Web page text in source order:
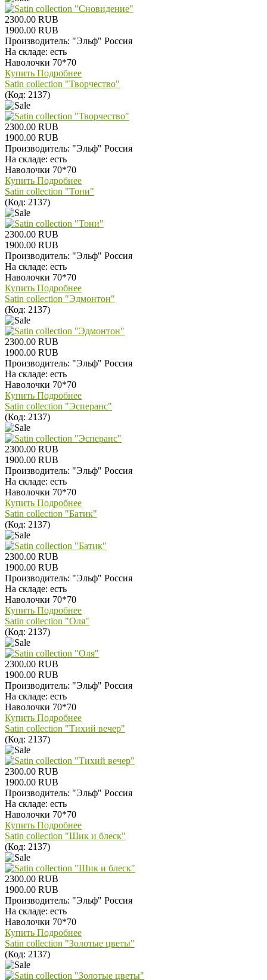
2300.00 RUB
1900.00 RUB
Производитель: "Эльф" Россия
На складе: есть
Наволочки 70*70
Купить Подробнее
Satin collection "Творчество"
(Код: 2137)
2300.00 RUB
1900.00 RUB
Производитель: "Эльф" Россия
На складе: есть
Наволочки 70*70
Купить Подробнее
Satin collection "Тони"
(Код: 2137)
2300.00 RUB
1900.00 RUB
Производитель: "Эльф" Россия
На складе: есть
Наволочки 70*70
Купить Подробнее
Satin collection "Эдмонтон"
(Код: 2137)
2300.00 RUB
1900.00 RUB
Производитель: "Эльф" Россия
На складе: есть
Наволочки 70*70
Купить Подробнее
Satin collection "Эсперанс"
(Код: 2137)
2300.00 RUB
1900.00 RUB
Производитель: "Эльф" Россия
На складе: есть
Наволочки 70*70
Купить Подробнее
Satin collection "Батик"
(Код: 2137)
2300.00 RUB
1900.00 RUB
Производитель: "Эльф" Россия
На складе: есть
Наволочки 70*70
Купить Подробнее
Satin collection "Оля"
(Код: 2137)
2300.00 RUB
1900.00 RUB
Производитель: "Эльф" Россия
На складе: есть
Наволочки 70*70
Купить Подробнее
Satin collection "Тихий вечер"
(Код: 2137)
2300.00 RUB
1900.00 RUB
Производитель: "Эльф" Россия
На складе: есть
Наволочки 70*70
Купить Подробнее
Satin collection "Шик и блеск"
(Код: 2137)
2300.00 RUB
1900.00 RUB
Производитель: "Эльф" Россия
На складе: есть
Наволочки 70*70
Купить Подробнее
Satin collection "Золотые цветы"
(Код: 2137)